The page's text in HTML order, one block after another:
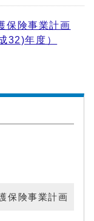
保険事業計画
32)年度）
保険事業計画